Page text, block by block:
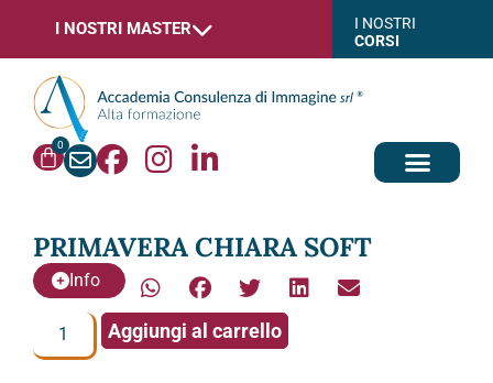
I NOSTRI MASTER
I NOSTRI
CORSI
0
PRIMAVERA CHIARA SOFT
Info
Aggiungi al carrello